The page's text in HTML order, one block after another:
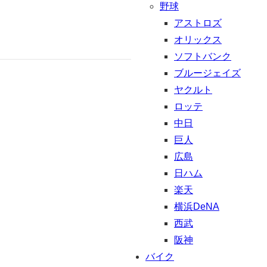
野球
アストロズ
オリックス
ソフトバンク
ブルージェイズ
ヤクルト
ロッテ
中日
巨人
広島
日ハム
楽天
横浜DeNA
西武
阪神
バイク